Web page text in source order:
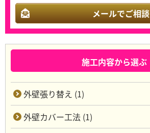
メールでご相談
施工内容から選ぶ
外壁張り替え (1)
外壁カバー工法 (1)